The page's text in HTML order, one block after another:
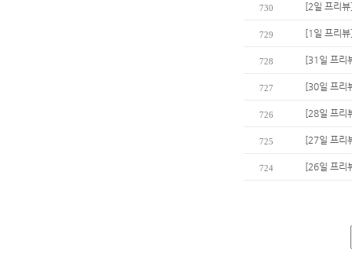
730 [2일 프리
729 [1일 프리
728 [31일 프리
727 [30일 프리
726 [28일 프리
725 [27일 프리
724 [26일 프리